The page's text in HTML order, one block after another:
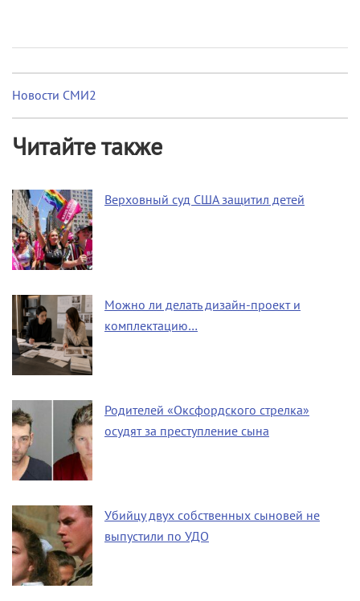
Новости СМИ2
Читайте также
Верховный суд США защитил детей
Можно ли делать дизайн-проект и
комплектацию…
Родителей «Оксфордского стрелка»
осудят за преступление сына
Убийцу двух собственных сыновей не
выпустили по УДО